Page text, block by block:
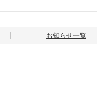
お知らせ一覧